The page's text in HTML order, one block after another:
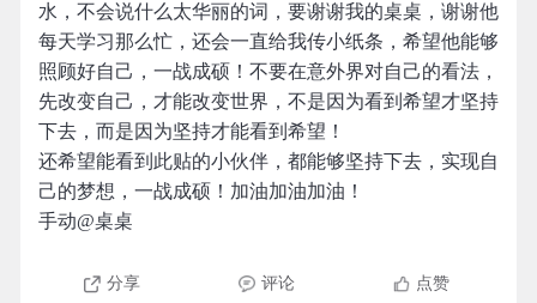
水，不会说什么太华丽的词，要谢谢我的桌桌，谢谢他
每天学习那么忙，还会一直给我传小纸条，希望他能够
照顾好自己，一战成硕！不要在意外界对自己的看法，
先改变自己，才能改变世界，不是因为看到希望才坚持
下去，而是因为坚持才能看到希望！
还希望能看到此贴的小伙伴，都能够坚持下去，实现自
己的梦想，一战成硕！加油加油加油！
手动@桌桌
分享 评论 点赞